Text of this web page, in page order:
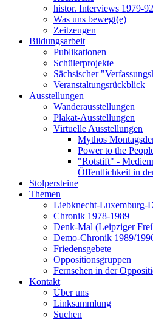
histor. Interviews 1979-92
Was uns bewegt(e)
Zeitzeugen
Bildungsarbeit
Publikationen
Schülerprojekte
Sächsischer
Veranstaltungsrückblick
Ausstellungen
Wanderausstellungen
Plakat-Ausstellungen
Virtuelle Ausstellungen
Mythos
Power to the
"Rotstift" -
Öffentlichkeit in
Stolpersteine
Themen
Liebknecht-Luxemburg-
Chronik 1978-1989
Denk-Mal (Leipziger
Demo-Chronik 1989/
Friedensgebete
Oppositionsgruppen
Fernsehen in der
Kontakt
Über uns
Linksammlung
Suchen